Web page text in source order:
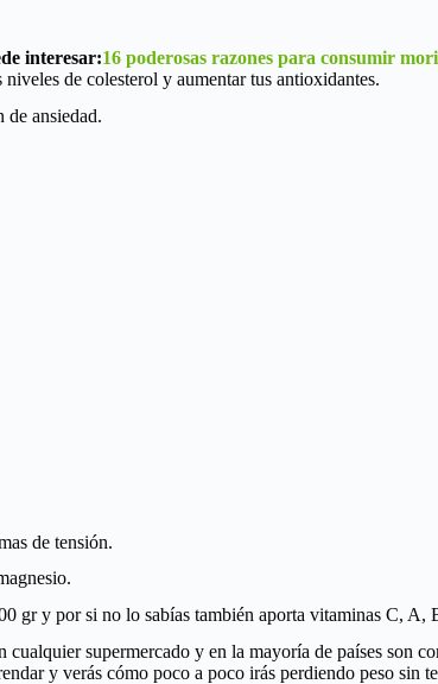
interesar:16 poderosas razones para consumir
de colesterol y aumentar tus antioxidantes.
de ansiedad.
de tensión.
gr y por si no lo sabías también aporta vitaminas C, A,
supermercado y en la mayoría de países son
y verás cómo poco a poco irás perdiendo peso sin